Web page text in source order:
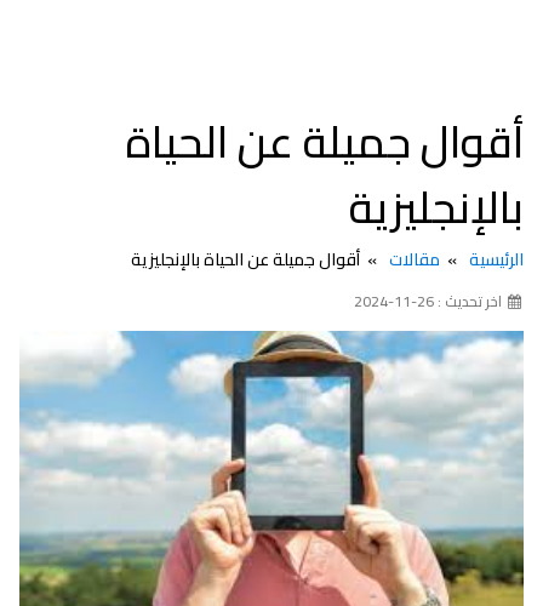
أقوال جميلة عن الحياة
بالإنجليزية
الرئيسية مقالات أقوال جميلة عن الحياة بالإنجليزية
اخر تحديث : 26-11-2024